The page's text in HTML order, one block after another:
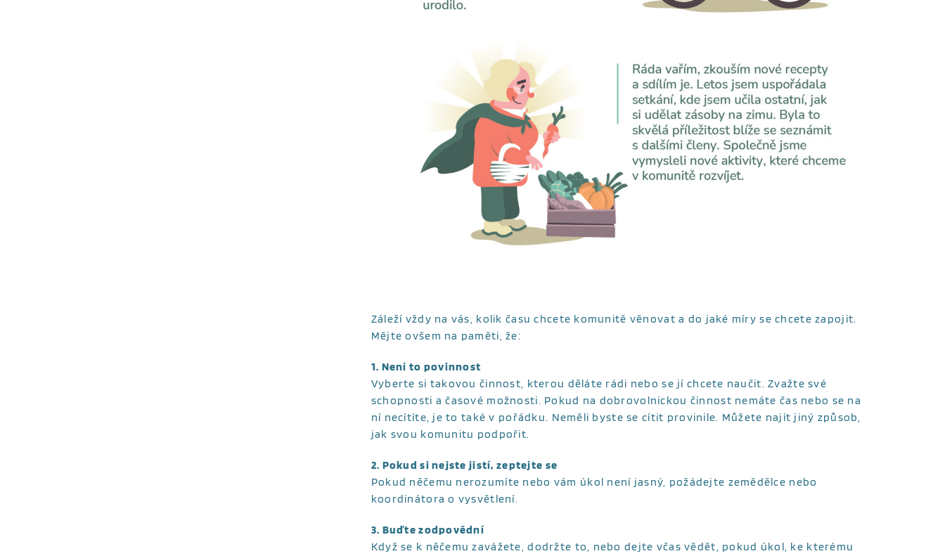
Záleží vždy na vás, kolik času chcete komunitě věnovat a do jaké míry se chcete zapojit.
Mějte ovšem na paměti, že:
1. Není to povinnost
Vyberte si takovou činnost, kterou děláte rádi nebo se jí chcete naučit. Zvažte své
schopnosti a časové možnosti. Pokud na dobrovolnickou činnost nemáte čas nebo se na
ní necítíte, je to také v pořádku. Neměli byste se cítit provinile. Můžete najít jiný způsob,
jak svou komunitu podpořit.
2. Pokud si nejste jistí, zeptejte se
Pokud něčemu nerozumíte nebo vám úkol není jasný, požádejte zemědělce nebo
koordinátora o vysvětlení.
3. Buďte zodpovědní
Když se k něčemu zavážete, dodržte to, nebo dejte včas vědět, pokud úkol, ke kterému